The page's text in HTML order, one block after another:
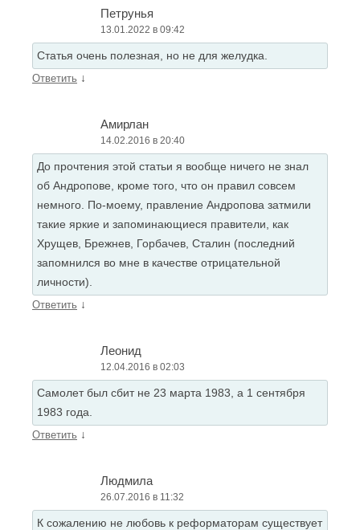
Петрунья
13.01.2022 в 09:42
Статья очень полезная, но не для желудка.
Ответить ↓
Амирлан
14.02.2016 в 20:40
До прочтения этой статьи я вообще ничего не знал
об Андропове, кроме того, что он правил совсем
немного. По-моему, правление Андропова затмили
такие яркие и запоминающиеся правители, как
Хрущев, Брежнев, Горбачев, Сталин (последний
запомнился во мне в качестве отрицательной
личности).
Ответить ↓
Леонид
12.04.2016 в 02:03
Самолет был сбит не 23 марта 1983, а 1 сентября
1983 года.
Ответить ↓
Людмила
26.07.2016 в 11:32
К сожалению не любовь к реформаторам существует